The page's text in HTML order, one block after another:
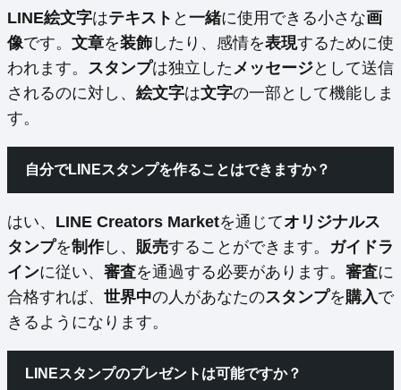
LINE絵文字はテキスト と 一緒に使用できる小さな画
像です。 文章を装飾 したり、感情を表現するために使
われます。 スタンプは独立した メッセージとして送信
されるのに対し、 絵文字は文字の一部として機能しま
す。
自分でLINEスタンプを作ることはできますか？
はい、 LINE Creators Marketを通じてオリジナルス
タンプを制作し、 販売することができます。 ガイドラ
インに従い、 審査を通過する必要があります。 審査に
合格すれば、 世界中の人があなたのスタンプを購入で
きるようになります。
LINEスタンプのプレゼントは可能ですか？